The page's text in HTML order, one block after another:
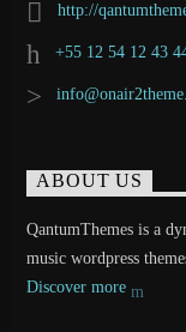
http://
+55 12 54 12 43
ABOUT US
QantumThemes is a
music wordpress
Discover more